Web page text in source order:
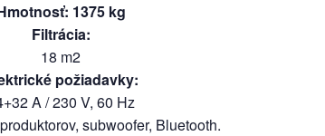
: 1375kg
Filtrácia:
18 m2
požiadavky:
A / 230 V, 60 Hz
subwoofer, Bluetooth.